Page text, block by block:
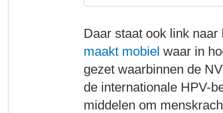
Daar staat ook link
maakt mobiel waar in
gezet waarbinnen de
de internationale HPV-
middelen om